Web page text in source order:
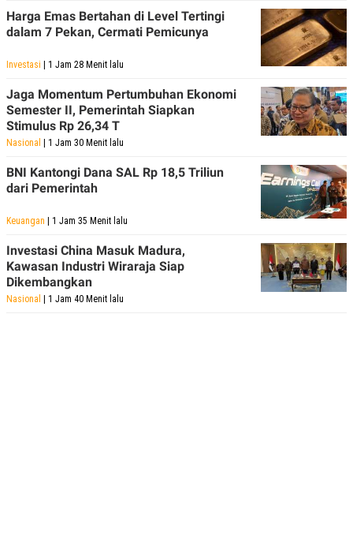
Harga Emas Bertahan di Level Tertingi
dalam 7 Pekan, Cermati Pemicunya
Investasi | 1 Jam 28 Menit lalu
Jaga Momentum Pertumbuhan Ekonomi
Semester II, Pemerintah Siapkan
Stimulus Rp 26,34 T
Nasional | 1 Jam 30 Menit lalu
BNI Kantongi Dana SAL Rp 18,5 Triliun
dari Pemerintah
Keuangan | 1 Jam 35 Menit lalu
Investasi China Masuk Madura,
Kawasan Industri Wiraraja Siap
Dikembangkan
Nasional | 1 Jam 40 Menit lalu